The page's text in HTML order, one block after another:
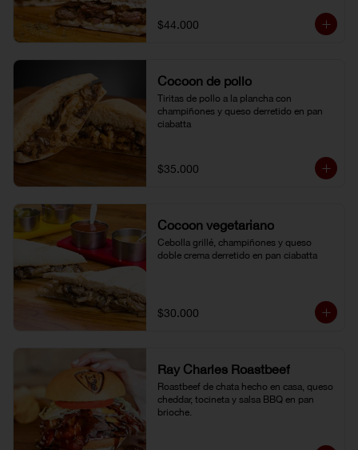
$44.000
Cocoon de pollo
Tiritas de pollo a la plancha con
champiñones y queso derretido en pan
ciabatta
$35.000
Cocoon vegetariano
Cebolla grillé, champiñones y queso
doble crema derretido en pan ciabatta
$30.000
Ray Charles Roastbeef
Roastbeef de chata hecho en casa, queso
cheddar, tocineta y salsa BBQ en pan
brioche.